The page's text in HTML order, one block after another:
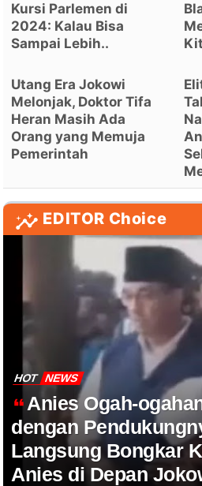
Kursi Parlemen di
2024: Kalau Bisa
Sampai Lebih..
Utang Era Jokowi
Melonjak, Doktor Tifa
Heran Masih Ada
Orang yang Memuja
Pemerintah
EDITOR Choice
HOT NEWS
Anies Ogah-
dengan
Langsung Bongkar
Anies di Depan